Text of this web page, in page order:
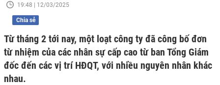
19:48 | 12/03/2025
Chia sẻ
Từ tháng 2 tới nay, một loạt công ty đã công bố đơn
từ nhiệm của các nhân sự cấp cao từ ban Tổng Giám
đốc đến các vị trí HĐQT, với nhiều nguyên nhân khác
nhau.